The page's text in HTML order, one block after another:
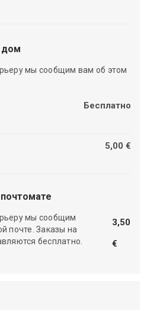
дом
мы сообщим вам об этом
Бесплатно
5,00 €
мы сообщим
почте. Заказы на
бесплатно.
3,50
€